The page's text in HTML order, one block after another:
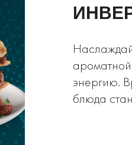
энергию.
блюда